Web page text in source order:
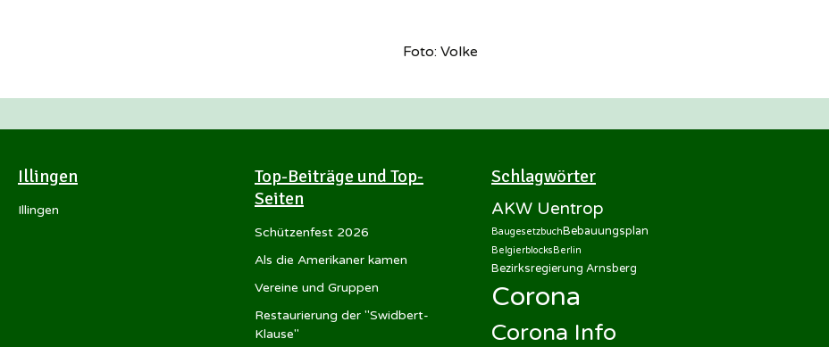
Foto: Volke
Illingen
Illingen
Top-Beiträge und Top-
Seiten
Schützenfest 2026
Als die Amerikaner kamen
Vereine und Gruppen
Restaurierung der "Swidbert-
Klause"
Schlagwörter
AKW Uentrop
BaugesetzbuchBebauungsplan
BelgierblocksBerlin
Bezirksregierung Arnsberg
Corona
Corona Info